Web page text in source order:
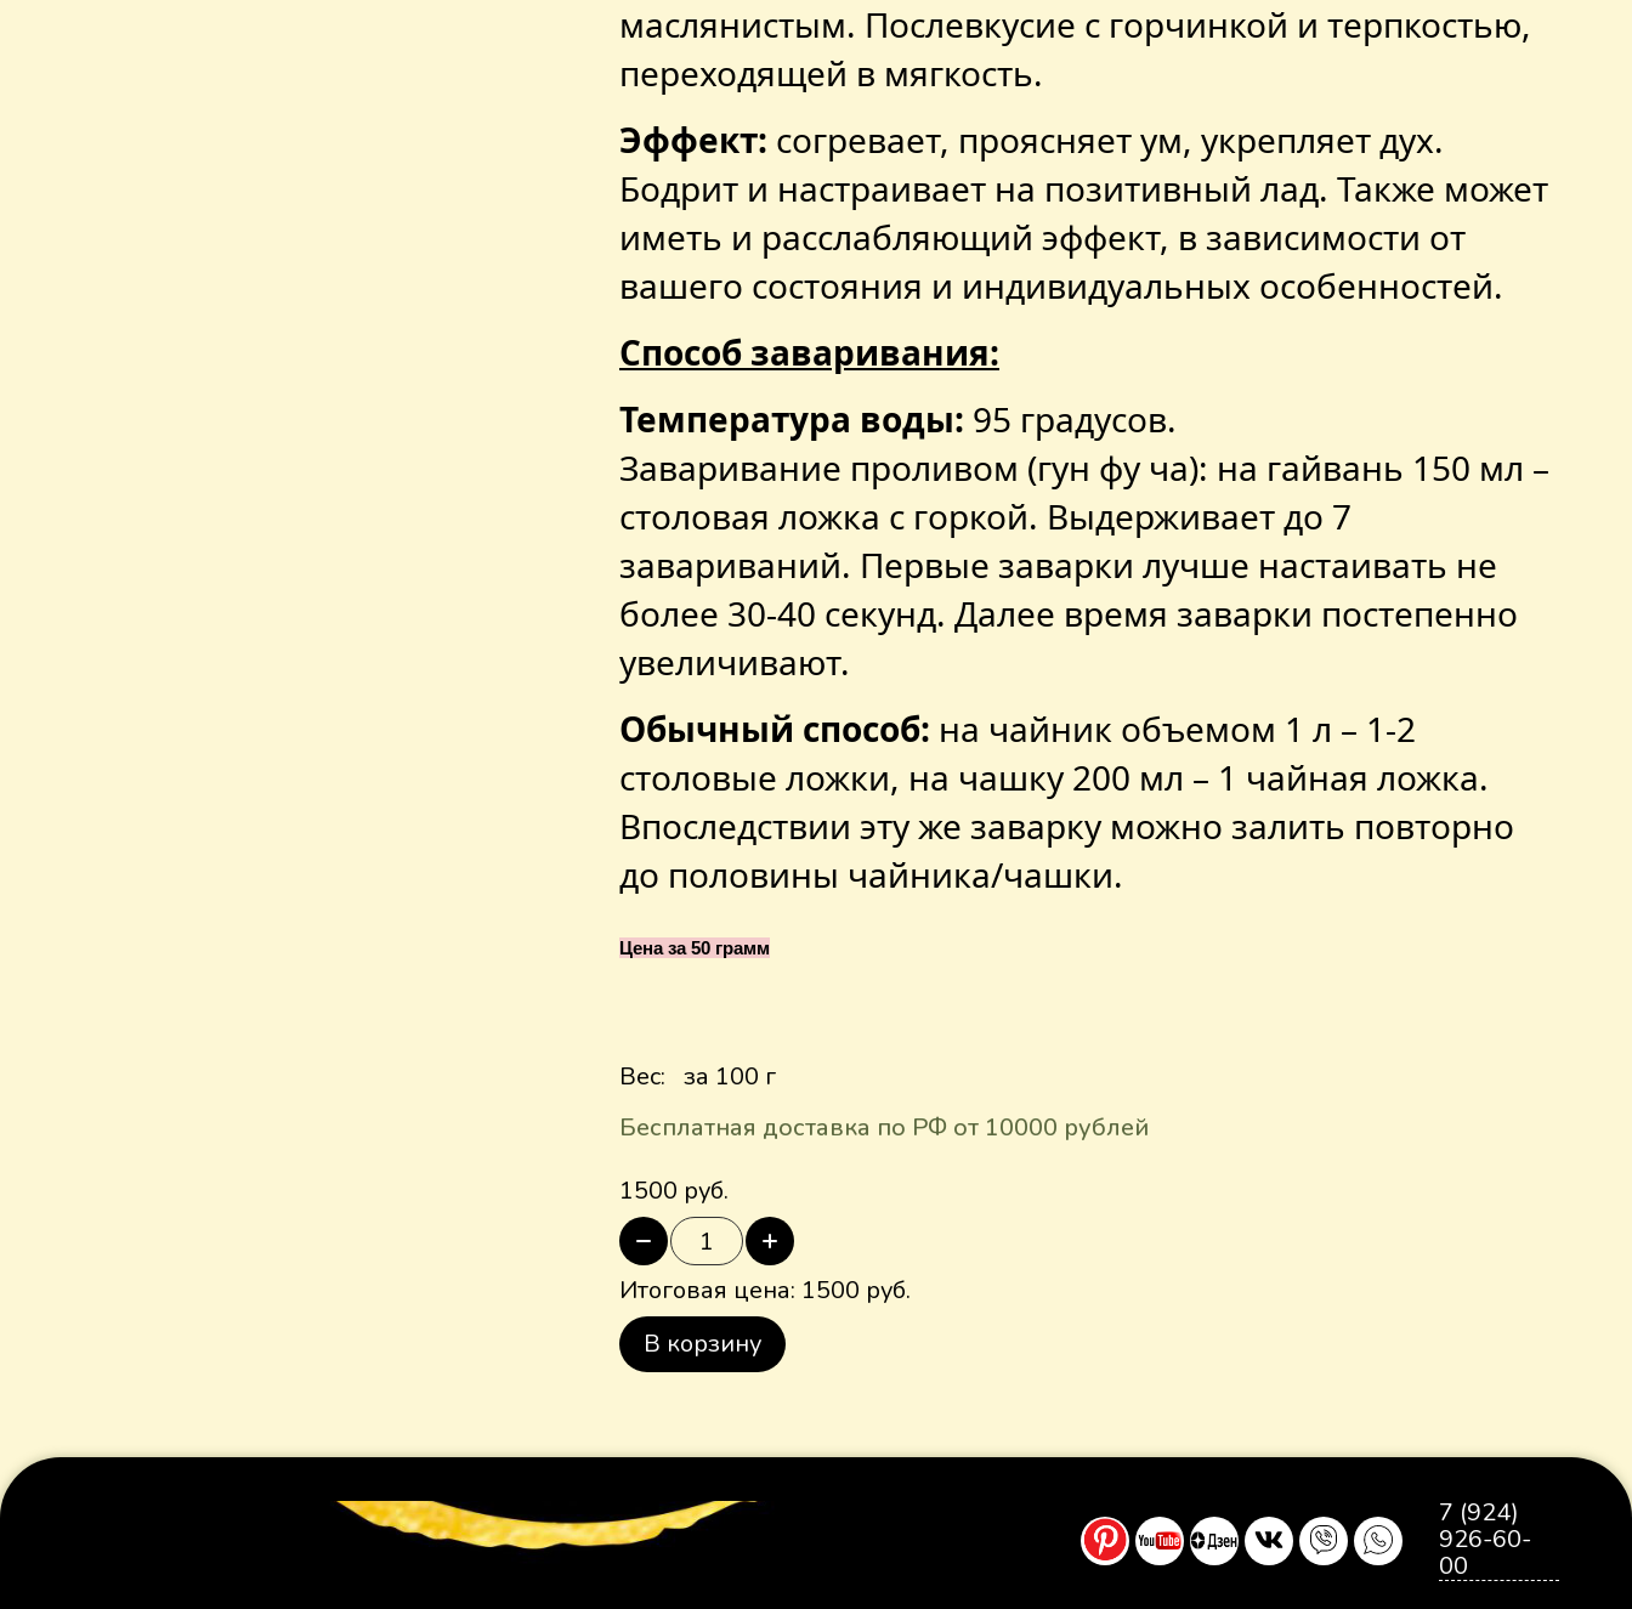
маслянистым. Послевкусие с горчинкой и терпкостью,
переходящей в мягкость.
Эффект: согревает, проясняет ум, укрепляет дух.
Бодрит и настраивает на позитивный лад. Также может
иметь и расслабляющий эффект, в зависимости от
вашего состояния и индивидуальных особенностей.
Способ заваривания:
Температура воды: 95 градусов.
Заваривание проливом (гун фу ча): на гайвань 150 мл –
столовая ложка с горкой. Выдерживает до 7
завариваний. Первые заварки лучше настаивать не
более 30-40 секунд. Далее время заварки постепенно
увеличивают.
Обычный способ: на чайник объемом 1 л – 1-2
столовые ложки, на чашку 200 мл – 1 чайная ложка.
Впоследствии эту же заварку можно залить повторно
до половины чайника/чашки.
Цена за 50 грамм
Вес: за 100 г
Бесплатная доставка по РФ от 10000 рублей
1500 руб.
Итоговая цена: 1500 руб.
В корзину
7 (924)
926-60-
00